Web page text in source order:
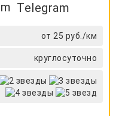
Telegram
от 25 руб./км
круглосуточно